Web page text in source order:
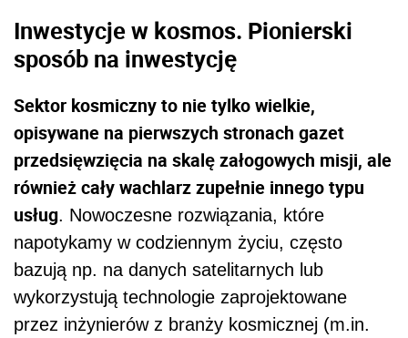
Inwestycje w kosmos. Pionierski
sposób na inwestycję
Sektor kosmiczny to nie tylko wielkie,
opisywane na pierwszych stronach gazet
przedsięwzięcia na skalę załogowych misji, ale
również cały wachlarz zupełnie innego typu
usług. Nowoczesne rozwiązania, które
napotykamy w codziennym życiu, często
bazują np. na danych satelitarnych lub
wykorzystują technologie zaprojektowane
przez inżynierów z branży kosmicznej (m.in.